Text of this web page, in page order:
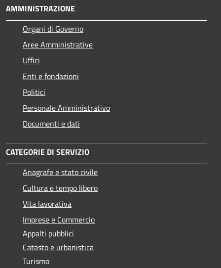
AMMINISTRAZIONE
Organi di Governo
Aree Amministrative
Uffici
Enti e fondazioni
Politici
Personale Amministrativo
Documenti e dati
CATEGORIE DI SERVIZIO
Anagrafe e stato civile
Cultura e tempo libero
Vita lavorativa
Imprese e Commercio
Appalti pubblici
Catasto e urbanistica
Turismo